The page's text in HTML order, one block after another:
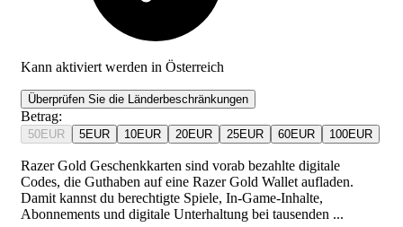
Kann aktiviert werden in Österreich
Überprüfen Sie die Länderbeschränkungen
Betrag:
50EUR 5EUR 10EUR 20EUR 25EUR 60EUR 100EUR
Razer Gold Geschenkkarten sind vorab bezahlte digitale
Codes, die Guthaben auf eine Razer Gold Wallet aufladen.
Damit kannst du berechtigte Spiele, In-Game-Inhalte,
Abonnements und digitale Unterhaltung bei tausenden ...